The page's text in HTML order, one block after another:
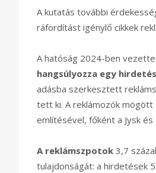
A kutatás további
ráfordítást igénylő cikkek
A hatóság 2024-ben
hangsúlyozza egy
adásba szerkesztett
tett ki. A reklámozók mögött
említésével, főként a Jysk
A reklámszpotok 3,7
tulajdonságát: a hirdetések